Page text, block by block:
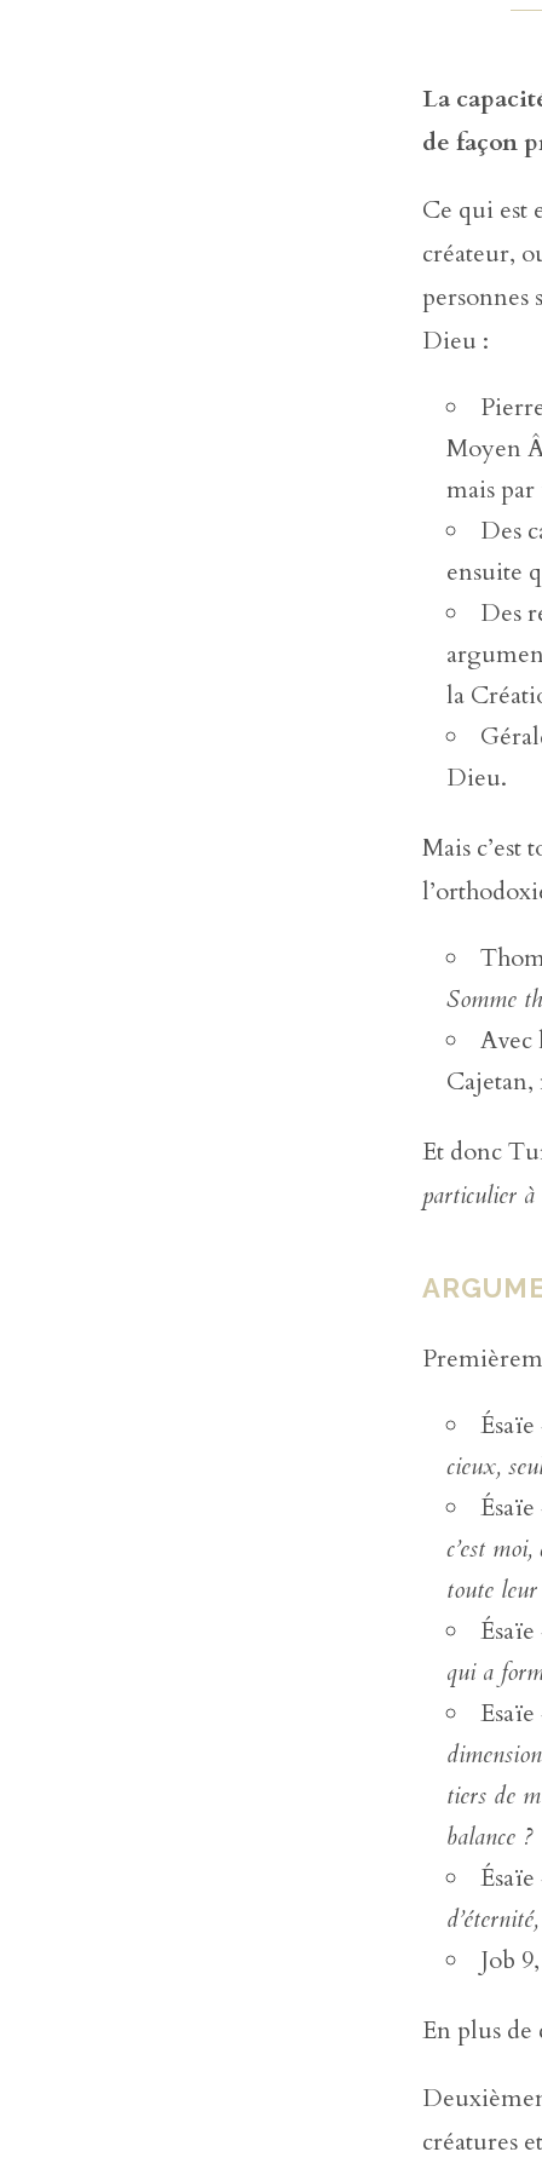
La
de façon
Ce qui est
créateur,
personnes
Dieu :
Moyen
mais
Des
ensuite
Des
la
Dieu.
Mais
Somme
Avec
Et donc
particulier à
cieux,
c’est
toute leur
qui a
tiers de
balance ?
Job
En plus de
créatures